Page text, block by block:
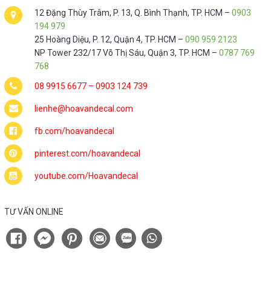
12 Đặng Thùy Trâm, P. 13, Q. Bình Thạnh, TP. HCM – 0903
194 979
25 Hoàng Diệu, P. 12, Quận 4, TP. HCM – 090 959 2123
NP Tower 232/17 Võ Thị Sáu, Quận 3, TP. HCM – 0787 769
768
08 9915 6677 – 0903 124 739
lienhe@hoavandecal.com
fb.com/hoavandecal
pinterest.com/hoavandecal
youtube.com/Hoavandecal
TƯ VẤN ONLINE